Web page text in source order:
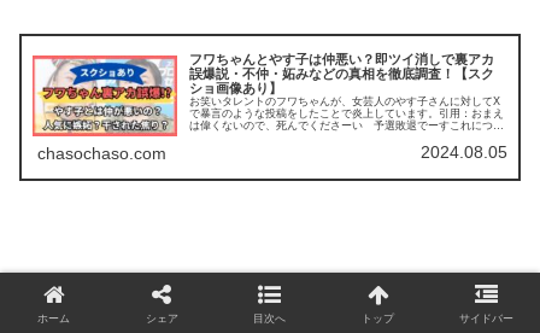
フワちゃんとやす子は仲悪い？即ツイ消しで裏アカ
誤爆説・不仲・妬みなどの真相を徹底調査！【スク
ショ画像あり】
お笑いタレントのフワちゃんが、女芸人のやす子さんに対してX
で暴言のような投稿をしたことで炎上しています。引用：おまえ
は偉くないので、死んでくださーい 予選敗退でーすこれについ
chasochaso.com 2024.08.05
ホーム シェア 目次へ トップ サイドバー